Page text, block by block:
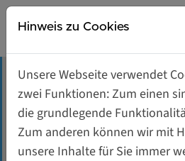
Direkt zur Hauptnavigation
Direkt zum Inhalt springen
Lida Gustava
1943)
Tagungsräume
Unterstützung für
Hinweis zu Cookies
Unsere Webseite verwendet
zwei Funktionen: Zum einen
die grundlegende
Zum anderen können wir mit
unsere Inhalte für Sie immer